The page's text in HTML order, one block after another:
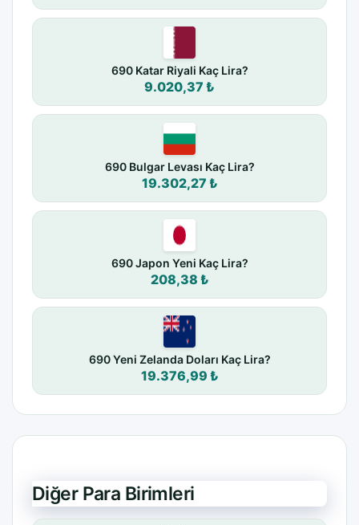
690 Katar Riyali Kaç Lira?
9.020,37 ₺
690 Bulgar Levası Kaç Lira?
19.302,27 ₺
690 Japon Yeni Kaç Lira?
208,38 ₺
690 Yeni Zelanda Doları Kaç Lira?
19.376,99 ₺
Diğer Para Birimleri